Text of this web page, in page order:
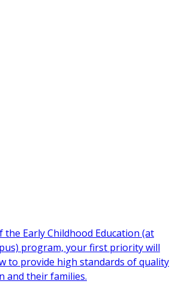
the Early Childhood Education (at
program, your first priority will
to provide high standards of quality
and their families.